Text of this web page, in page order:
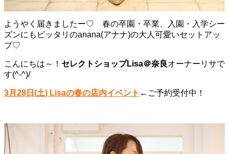
ようやく届きましたー♡ 春の卒園・卒業、入園・入学シー
ズンにもピッタリのanana(アナナ)の大人可愛いセットアッ
プ♡
こんにちは～！ セレクトショップLisa＠奈良オーナーリサで
す(^-^)/
3月28日(土) Lisaの春の店内イベント ←ご予約受付中！